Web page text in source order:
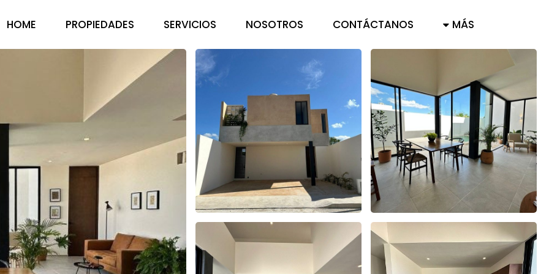
HOME PROPIEDADES SERVICIOS NOSOTROS CONTÁCTANOS MÁS
AVISO DE PRIVACIDAD
CARTA DE DERECHOS DEL
CONSUMIDOR